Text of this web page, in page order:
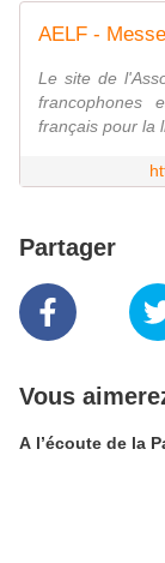
AELF -
Le site de
francophones
français pour la
Partager
Vous
A l’écoute de la